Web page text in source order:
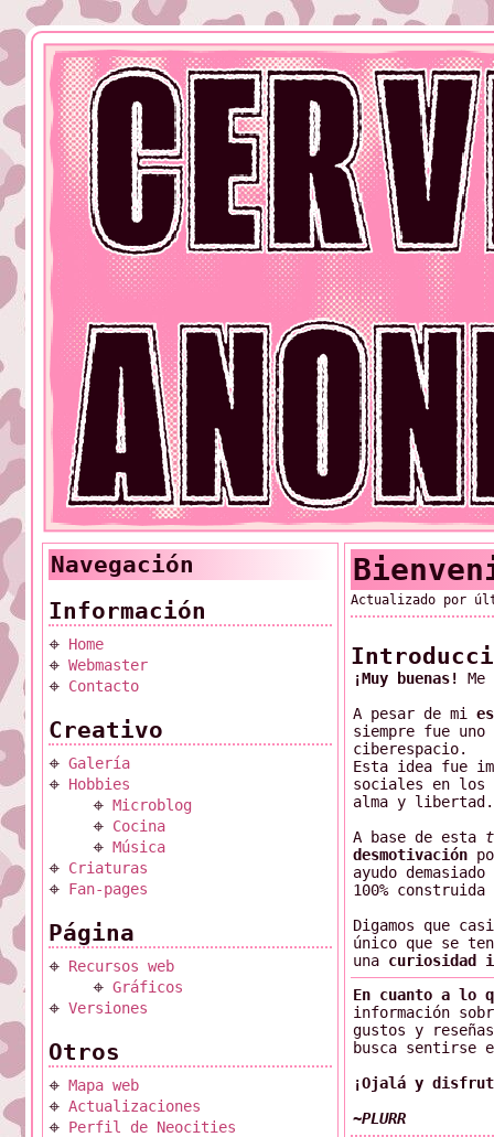
Navegación
Información
𖦏 Home
𖦏 Webmaster
𖦏 Contacto
Creativo
𖦏 Galería
𖦏 Hobbies
𖦏 Microblog
𖦏 Cocina
𖦏 Música
𖦏 Criaturas
𖦏 Fan-pages
Página
𖦏 Recursos web
𖦏 Gráficos
𖦏 Versiones
Otros
𖦏 Mapa web
𖦏 Actualizaciones
𖦏 Perfil de Neocities
Actualizado por
¡Muy buenas!
A pesar de mi
siempre fue
ciberespacio.
Esta idea fue
sociales en los
alma y libertad.
A base de esta
desmotivación
ayudo
100%
Digamos que
único que se
una curiosidad
En cuanto a lo
información
gustos y
busca sentirse
¡Ojalá y
~PLURR